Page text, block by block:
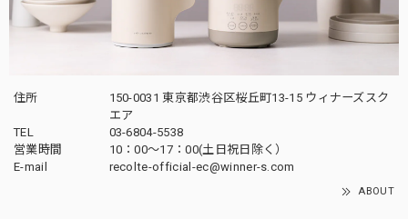
住所
150-0031 東京都渋谷区桜丘町13-15 ウィナーズスク
エア
TEL
03-6804-5538
営業時間
10：00〜17：00(土日祝日除く）
E-mail
recolte-official-ec@winner-s.com
ABOUT